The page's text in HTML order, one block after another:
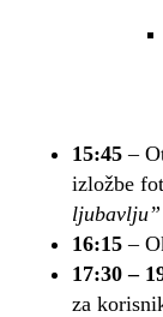
15:45 –
izložbe
ljubavlju”
16:15 –
17:30 –
za